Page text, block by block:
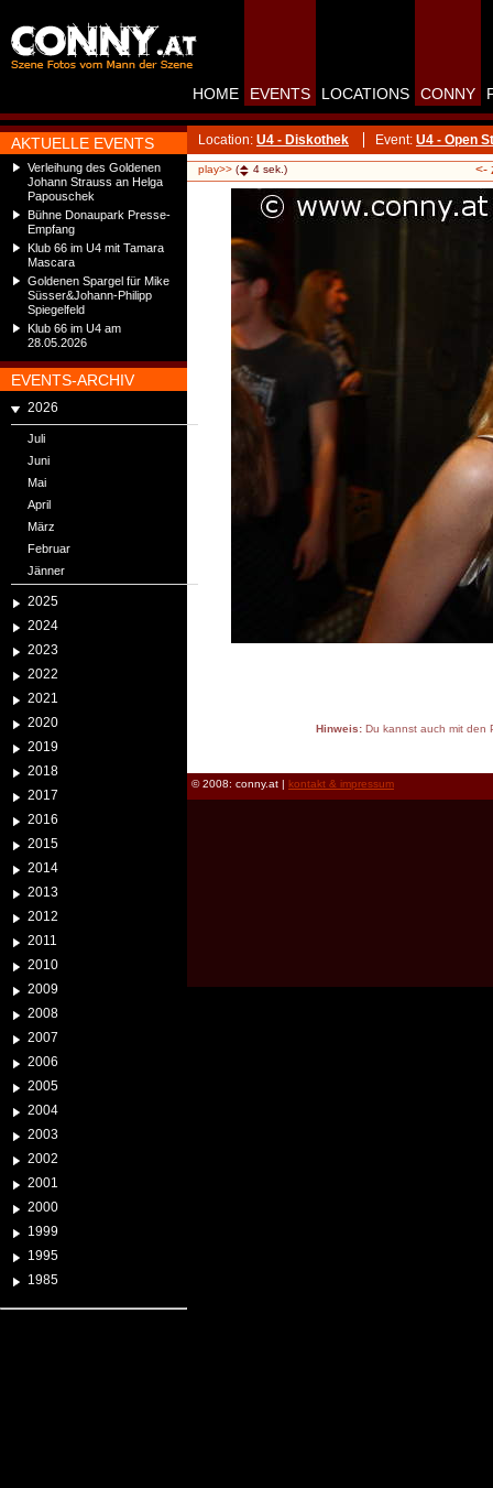
AKTUELLE EVENTS
Verleihung des Goldenen
Johann Strauss an Helga
Papouschek
Bühne Donaupark Presse-
Empfang
Klub 66 im U4 mit Tamara
Mascara
Goldenen Spargel für Mike
Süsser&Johann-Philipp
Spiegelfeld
Klub 66 im U4 am
28.05.2026
EVENTS-ARCHIV
2026
Juli
Juni
Mai
April
März
Februar
Jänner
2025
2024
2023
2022
2021
2020
2019
2018
2017
2016
2015
2014
2013
2012
2011
2010
2009
2008
2007
2006
2005
2004
2003
2002
2001
2000
1999
1995
1985
HOME EVENTS LOCATIONS CONNY
Location: U4 - Diskothek Event: U4 - Open
play>> ( 4 sek.) <-
Hinweis:Du kannst auch mit den
© 2008: conny.at | kontakt & impressum